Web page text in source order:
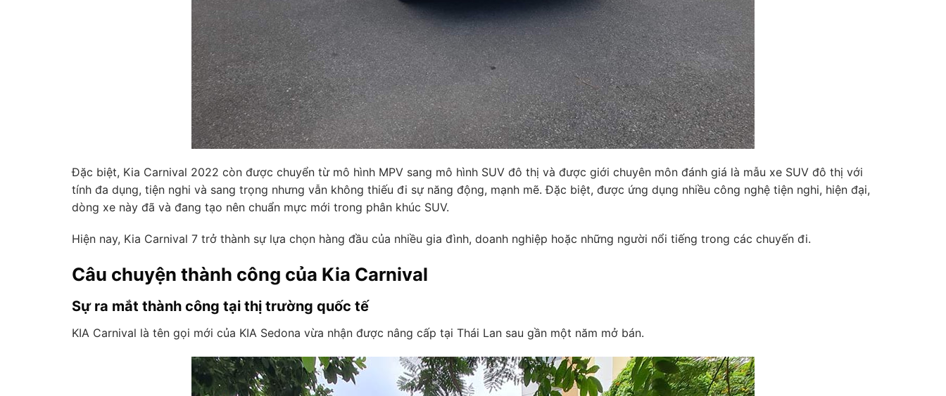
Đặc biệt, Kia Carnival 2022 còn được chuyển từ mô hình MPV sang mô hình SUV đô thị và được giới chuyên môn đánh giá là mẫu xe SUV đô thị với
tính đa dụng, tiện nghi và sang trọng nhưng vẫn không thiếu đi sự năng động, mạnh mẽ. Đặc biệt, được ứng dụng nhiều công nghệ tiện nghi, hiện đại,
dòng xe này đã và đang tạo nên chuẩn mực mới trong phân khúc SUV.
Hiện nay, Kia Carnival 7 trở thành sự lựa chọn hàng đầu của nhiều gia đình, doanh nghiệp hoặc những người nổi tiếng trong các chuyến đi.
Câu chuyện thành công của Kia Carnival
Sự ra mắt thành công tại thị trường quốc tế
KIA Carnival là tên gọi mới của KIA Sedona vừa nhận được nâng cấp tại Thái Lan sau gần một năm mở bán.